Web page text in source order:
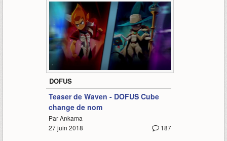
0:27
DOFUS
Teaser de Waven - DOFUS Cube
change de nom
Par Ankama
187
27 juin 2018